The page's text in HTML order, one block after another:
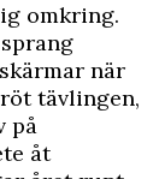
omkring.
när
tävlingen,
på
åt